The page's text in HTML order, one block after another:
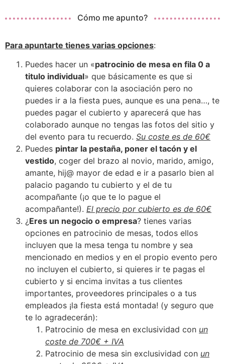
Cómo me apunto?
Para apuntarte tienes varias opciones:
Puedes hacer un «patrocinio de mesa en fila 0 a
titulo individual» que básicamente es que si
quieres colaborar con la asociación pero no
puedes ir a la fiesta pues, aunque es una pena…, te
puedes pagar el cubierto y aparecerá que has
colaborado aunque no tengas las fotos del sitio y
del evento para tu recuerdo. Su coste es de 60€
Puedes pintar la pestaña, poner el tacón y el
vestido, coger del brazo al novio, marido, amigo,
amante, hij@ mayor de edad e ir a pasarlo bien al
palacio pagando tu cubierto y el de tu
acompañante (¡o que te lo pague el
acompañante!). El precio por cubierto es de 60€
¿Eres un negocio o empresa? tienes varias
opciones en patrocinio de mesas, todos ellos
incluyen que la mesa tenga tu nombre y sea
mencionado en medios y en el propio evento pero
no incluyen el cubierto, si quieres ir te pagas el
cubierto y si encima invitas a tus clientes
importantes, proveedores principales o a tus
empleados ¡la fiesta está montada! (y seguro que
te lo agradecerán):
Patrocinio de mesa en exclusividad con un
coste de 700€ + IVA
Patrocinio de mesa sin exclusividad con un